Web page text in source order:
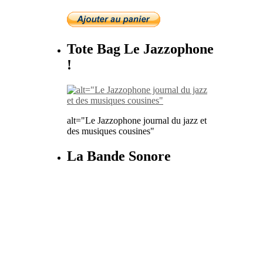
Tote Bag Le Jazzophone
!
alt="Le Jazzophone journal du jazz et
des musiques cousines"
La Bande Sonore